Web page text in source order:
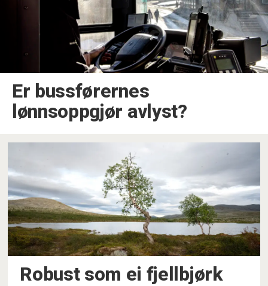
Er bussførernes
lønnsoppgjør avlyst?
Robust som ei fjellbjørk